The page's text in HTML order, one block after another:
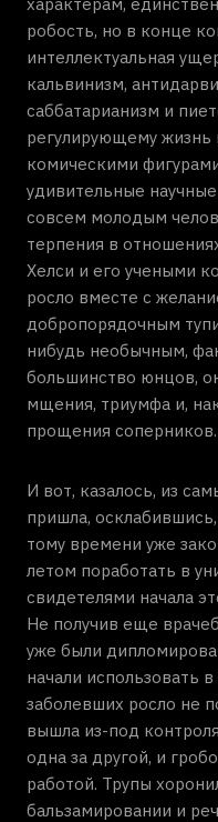
робость, но в конце
интеллектуальная
кальвинизм,
саббатарианизм и
регулирующему жизнь
комическими
удивительные
совсем молодым
терпения в
Хелси и его учеными
росло вместе с
добропорядочным
нибудь необычным,
большинство юнцов,
мщения, триумфа и,
прощения соперников.
И вот, казалось, из
пришла,
тому времени уже
летом поработать в
свидетелями начала
Не получив еще
уже были
начали использовать
заболевших росло не
вышла из-под
одна за другой, и
работой. Трупы
бальзамировании и